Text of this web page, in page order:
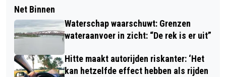
Net Binnen
Waterschap waarschuwt: Grenzen
wateraanvoer in zicht: “De rek is er uit”
Hitte maakt autorijden riskanter: ‘Het
kan hetzelfde effect hebben als rijden